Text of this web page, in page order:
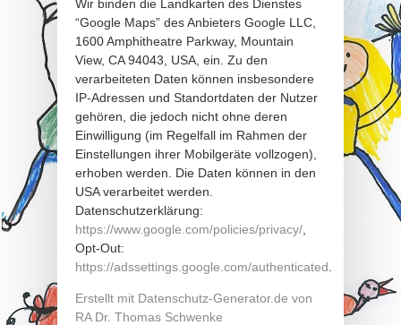
Wir binden die Landkarten des Dienstes
“Google Maps” des Anbieters Google LLC,
1600 Amphitheatre Parkway, Mountain
View, CA 94043, USA, ein. Zu den
verarbeiteten Daten können insbesondere
IP-Adressen und Standortdaten der Nutzer
gehören, die jedoch nicht ohne deren
Einwilligung (im Regelfall im Rahmen der
Einstellungen ihrer Mobilgeräte vollzogen),
erhoben werden. Die Daten können in den
USA verarbeitet werden.
Datenschutzerklärung:
https://www.google.com/policies/privacy/
Opt-Out:
https://adssettings.google.com/authenticated
Erstellt mit Datenschutz-Generator.de von
RA Dr. Thomas Schwenke